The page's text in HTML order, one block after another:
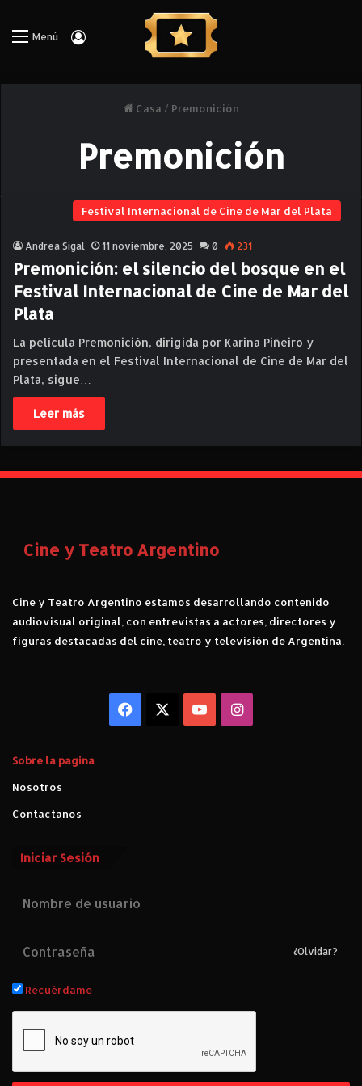
Menú Iniciar Sesión
Casa / Premonición
Premonición
Festival Internacional de Cine de Mar del Plata
Andrea Sigal 11 noviembre, 2025 0 231
Premonición: el silencio del bosque en el
Festival Internacional de Cine de Mar del
Plata
La película Premonición, dirigida por Karina Piñeiro y
presentada en el Festival Internacional de Cine de Mar del
Plata, sigue…
Leer más
Cine y Teatro Argentino
Cine y Teatro Argentino estamos desarrollando contenido
audiovisual original, con entrevistas a actores, directores y
figuras destacadas del cine, teatro y televisión de Argentina.
Facebook YouTubeInstagram
Sobre la pagina
Nosotros
Contactanos
Iniciar Sesión
¿Olvidar?
Recuérdame